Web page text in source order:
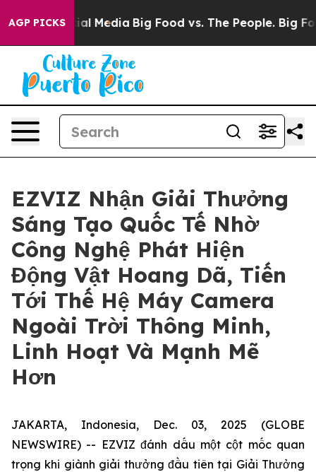
AGP PICKS
Social Media Big Food vs. The People. Big
EZVIZ Nhận Giải Thưởng
Sáng Tạo Quốc Tế Nhờ
Công Nghệ Phát Hiện
Động Vật Hoang Dã, Tiến
Tới Thế Hệ Máy Camera
Ngoài Trời Thông Minh,
Linh Hoạt Và Mạnh Mẽ
Hơn
JAKARTA, Indonesia, Dec. 03, 2025 (GLOBE
NEWSWIRE) -- EZVIZ đánh dấu một cột mốc quan
trọng khi giành giải thưởng đầu tiên tại Giải Thưởng